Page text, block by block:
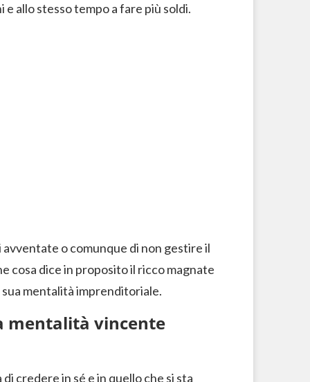
allo stesso tempo a fare più soldi.
o comunque di non gestire il
cosa dice in proposito il ricco magnate
mentalità imprenditoriale.
mentalità vincente
credere in sé e in quello che si sta